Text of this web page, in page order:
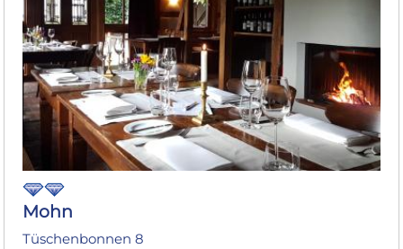
Mohn
Tüschenbonnen 8